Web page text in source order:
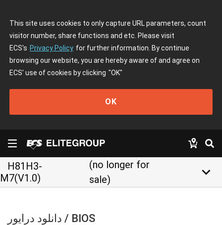
This site uses cookies to only capture URL parameters, count
visitor number, share functions and etc. Please visit
ECS's Privacy Policy for further information. By continue
browsing our website, you are hereby aware of and agree on
ECS' use of cookies by clicking "OK"
OK
H81H3-
M7(V1.0)
(no longer for
sale)
keyboard_arrow_down
دانلود درایور / BIOS